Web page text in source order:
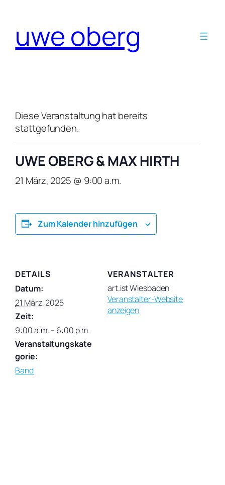
uwe oberg
Diese Veranstaltung hat bereits
stattgefunden.
UWE OBERG & MAX HIRTH
21 März, 2025 @ 9:00 a.m.
Zum Kalender hinzufügen
DETAILS
Datum:
21 März, 2025
Zeit:
9:00 a.m. – 6:00 p.m.
Veranstaltungskate
gorie:
Band
VERANSTALTER
art.ist Wiesbaden
Veranstalter-Website
anzeigen